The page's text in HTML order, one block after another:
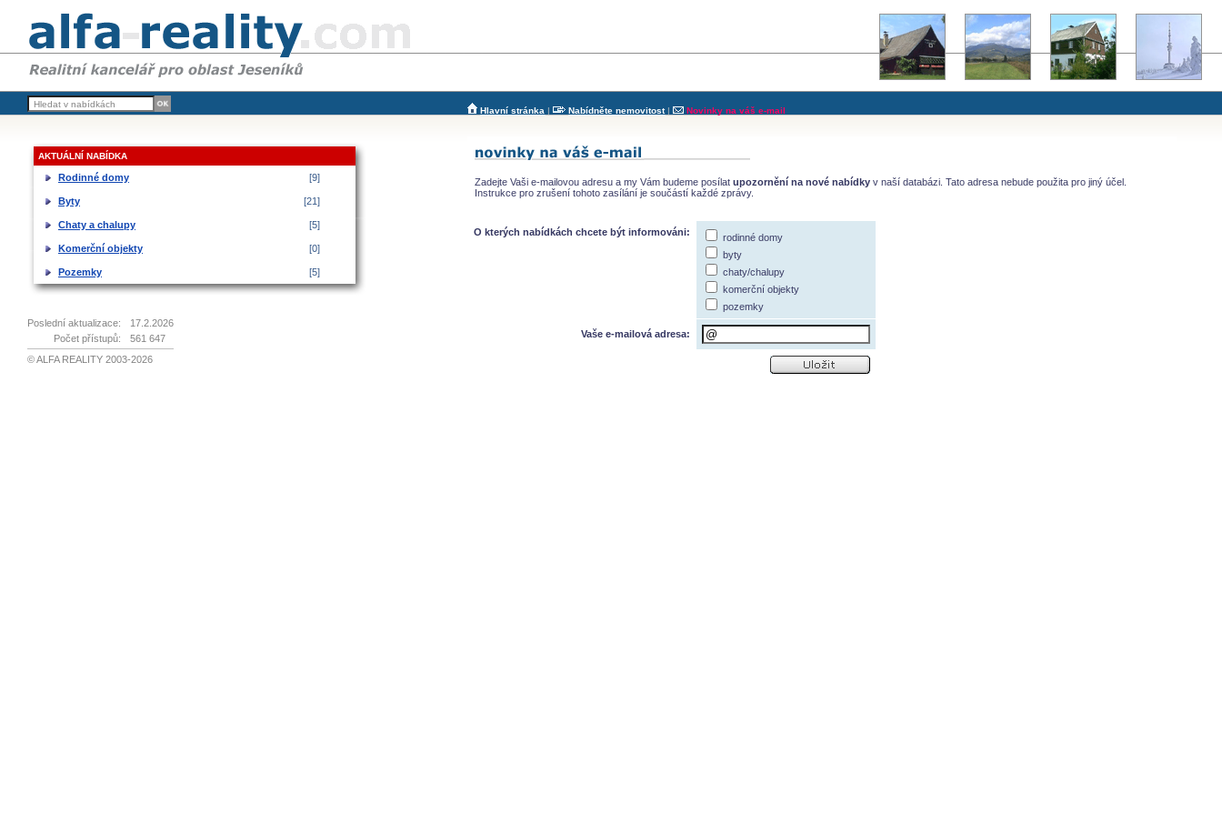
Hlavní stránka | Nabídněte nemovitost| Novinky na váš e-mail
AKTUÁLNÍ NABÍDKA
Rodinné domy [9]
Byty [21]
Chaty a chalupy [5]
Komerční objekty [0]
Pozemky [5]
Poslední aktualizace:
17.2.2026
Počet přístupů:
561 647
© ALFA REALITY 2003-2026
Zadejte Vaši e-mailovou adresu a my Vám budeme posílatupozornění na nové nabídky v naší databázi. Tato adresa nebude použita pro jiný účel.
Instrukce pro zrušení tohoto zasílání je součástí každé zprávy.
O kterých nabídkách chcete být informováni:
rodinné domy
byty
chaty/chalupy
komerční objekty
pozemky
Vaše e-mailová adresa: